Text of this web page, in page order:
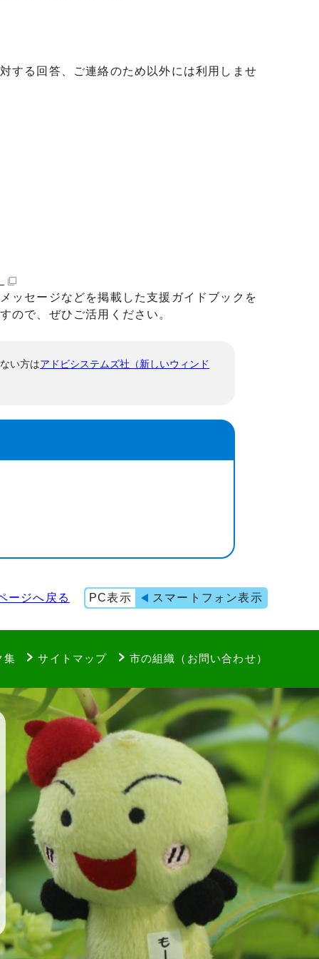
する回答、ご連絡のため以外には利用しませ
ッセージなどを掲載した支援ガイドブックを
ので、ぜひご活用ください。
い方はアドビシステムズ社（新しいウィンド
ージへ戻る PC表示 スマートフォン表示
集 サイトマップ 市の組織（お問い合わせ）